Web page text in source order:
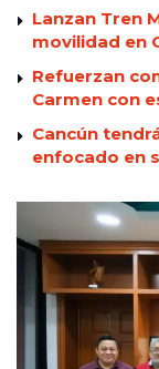
Lanzan Tren
movilidad en
Refuerzan
Carmen con
Cancún
enfocado en